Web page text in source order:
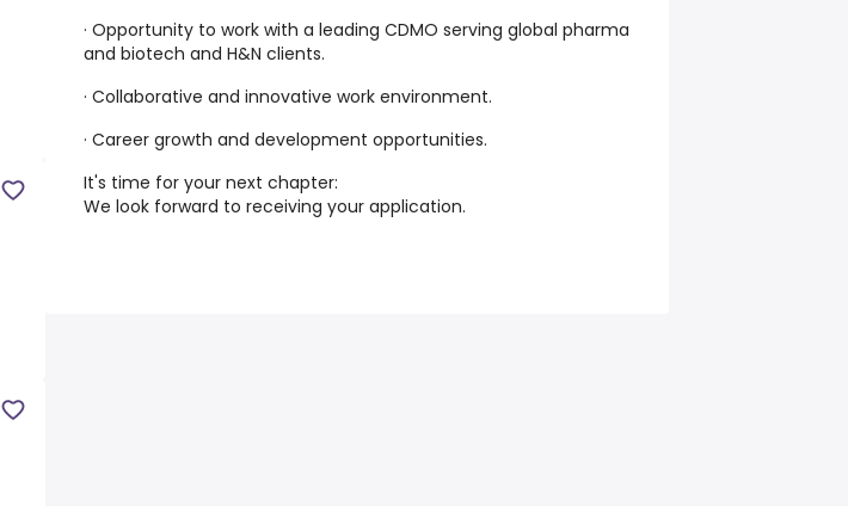
· Opportunity to work with a leading CDMO serving global pharma
and biotech and H&N clients.
· Collaborative and innovative work environment.
· Career growth and development opportunities.
It's time for your next chapter:
We look forward to receiving your application.